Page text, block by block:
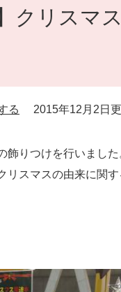
クリスマ
る 2015年12月2日
りつけを行いました
スマスの由来に関